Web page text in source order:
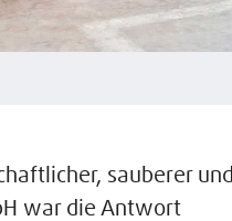
sauberer und
war die Antwort